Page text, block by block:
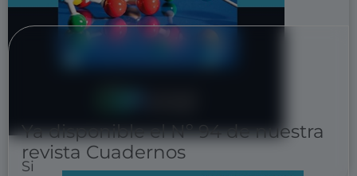
Ya disponible el Nº 94 de nuestra
revista Cuadernos
Si